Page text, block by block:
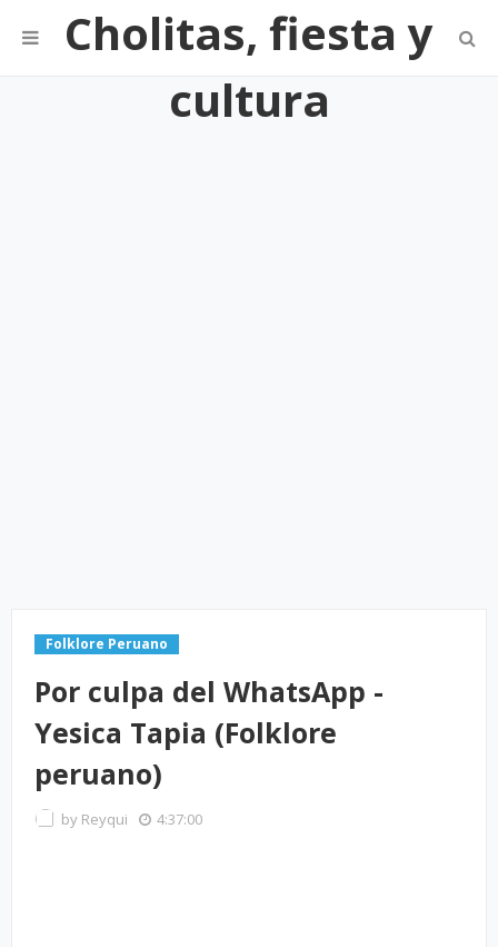
Cholitas, fiesta y
cultura
Folklore Peruano
Por culpa del WhatsApp -
Yesica Tapia (Folklore
peruano)
by Reyqui 4:37:00